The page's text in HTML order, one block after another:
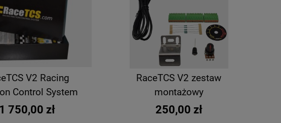
V2 Racing
Control System
1 750,00 zł
RaceTCS V2 zestaw
montażowy
250,00 zł